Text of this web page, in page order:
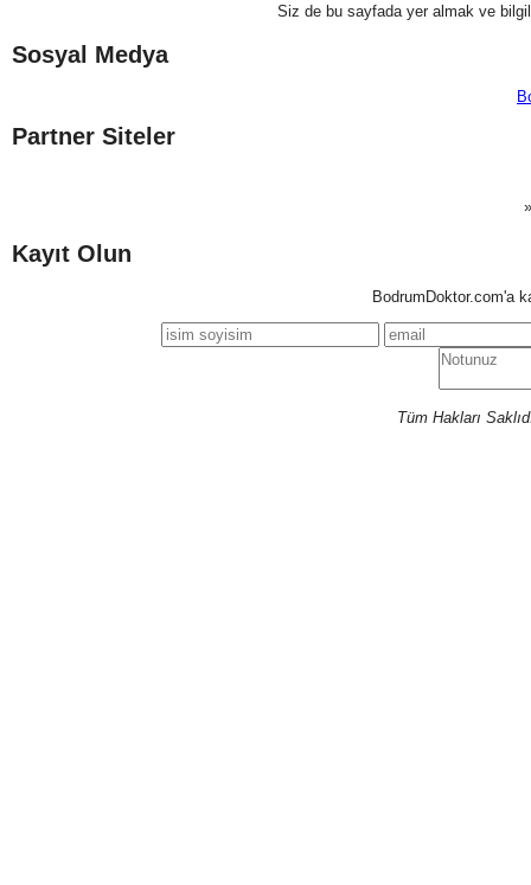
Siz de bu sayfada yer almak ve
Sosyal Medya
Partner Siteler
Kayıt Olun
BodrumDoktor.com'a
Tüm Hakları